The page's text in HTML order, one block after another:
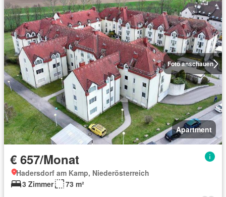
Foto anschauen
Apartment
€ 657/Monat
Hadersdorf am Kamp, Niederösterreich
3 Zimmer
73 m²